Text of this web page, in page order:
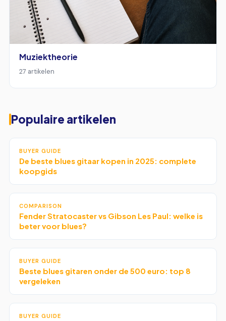
Muziektheorie
27 artikelen
Populaire artikelen
BUYER GUIDE
De beste blues gitaar kopen in 2025: complete
koopgids
COMPARISON
Fender Stratocaster vs Gibson Les Paul: welke is
beter voor blues?
BUYER GUIDE
Beste blues gitaren onder de 500 euro: top 8
vergeleken
BUYER GUIDE